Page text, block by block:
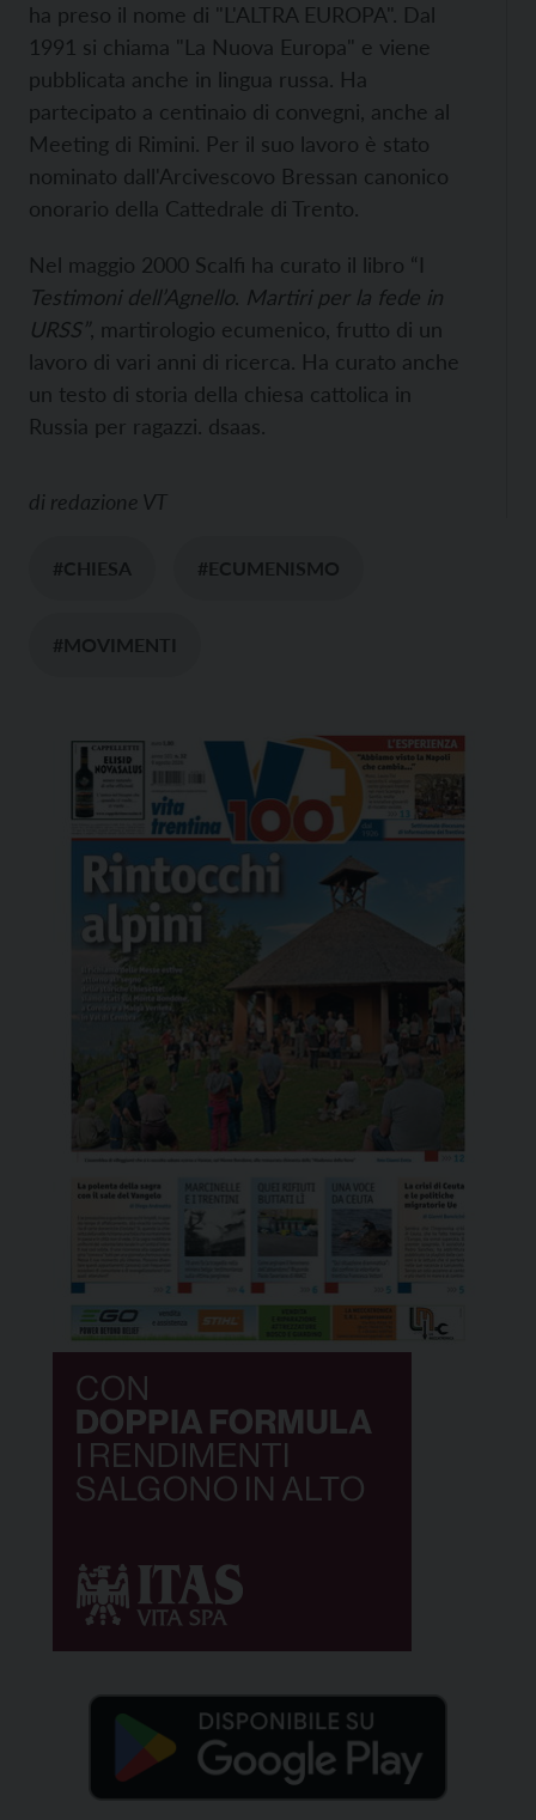
ha preso il nome di "L'ALTRA EUROPA". Dal
1991 si chiama "La Nuova Europa" e viene
pubblicata anche in lingua russa. Ha
partecipato a centinaio di convegni, anche al
Meeting di Rimini. Per il suo lavoro è stato
nominato dall'Arcivescovo Bressan canonico
onorario della Cattedrale di Trento.
Nel maggio 2000 Scalfi ha curato il libro “I
Testimoni dell’Agnello. Martiri per la fede in
URSS”, martirologio ecumenico, frutto di un
lavoro di vari anni di ricerca. Ha curato anche
un testo di storia della chiesa cattolica in
Russia per ragazzi. dsaas.
di redazione VT
#CHIESA #ECUMENISMO
#MOVIMENTI